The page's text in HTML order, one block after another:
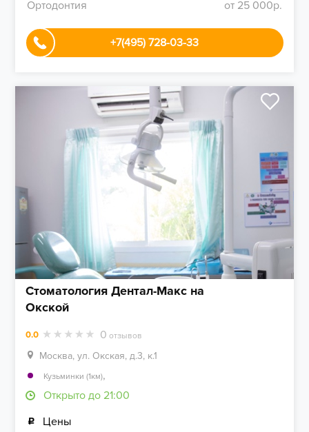
Ортодонтия
от 25 000р.
+7(495) 728-03-33
Стоматология Дентал-Макс на
Окской
0.0 0 отзывов
Москва, ул. Окская, д.3, к.1
Кузьминки (1км),
Открыто до 21:00
Цены